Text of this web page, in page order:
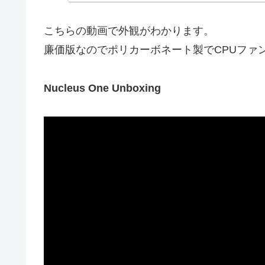
こちらの動画で外観がわかります。
廉価版なのでポリカーボネート製でCPUファ
Nucleus One Unboxing